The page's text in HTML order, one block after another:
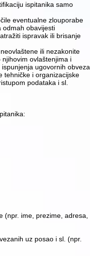
ispitanika samo
eventualne zlouporabe
odmah obavijesti
ispravak ili brisanje
ili nezakonite
ovlaštenjima i
ugovornih obveza,
tehničke i organizacijske
podataka i sl.
ime, prezime, adresa,
uz posao i sl. (npr.